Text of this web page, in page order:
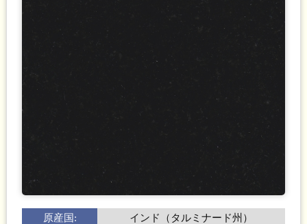
原産国: インド（タルミナード州）